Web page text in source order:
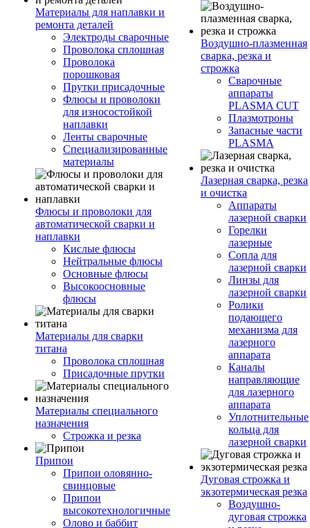
Материалы для наплавки и
ремонта деталей
Электроды сварочные
Проволока сплошная
Проволока
порошковая
Прутки присадочные
Флюсы и проволоки
для износостойкой
наплавки
Ленты сварочные
Специализированные
материалы
Флюсы и проволоки для
автоматической сварки и
наплавки
Кислые флюсы
Нейтральные флюсы
Основные флюсы
Высокоосновные
флюсы
Материалы для сварки
титана
Проволока сплошная
Присадочные прутки
Материалы специального
назначения
Строжка и резка
Припои
Припои оловянно-
свинцовые
Припои
высокотехнологичные
Олово и баббит
Воздушно-плазменная
сварка, резка и
строжка
Сварочные
аппараты
PLASMA CUT
Плазмотроны
Запасные части
PLASMA
Лазерная сварка, резка
и очистка
Аппараты
лазерной сварки
Горелки
лазерные
Сопла для
лазерной сварки
Линзы для
лазерной сварки
Ролики
подающего
механизма для
лазерного
аппарата
Каналы
направляющие
для лазерного
аппарата
Уплотнительные
кольца для
лазерной сварки
Дуговая строжка и
экзотермическая резка
Воздушно-
дуговая строжка